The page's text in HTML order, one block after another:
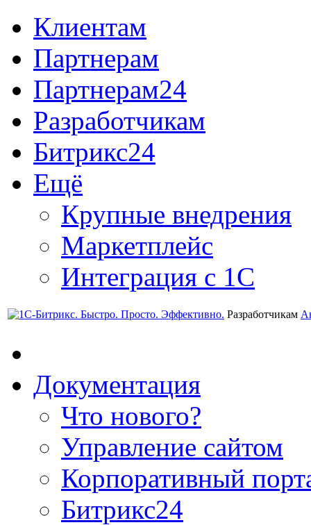
Клиентам
Партнерам
Партнерам24
Разработчикам
Битрикс24
Ещё
Крупные внедрения
Маркетплейс
Интеграция с 1С
Разработчикам
Документация
Что нового?
Управление сайтом
Корпоративный
Битрикс24